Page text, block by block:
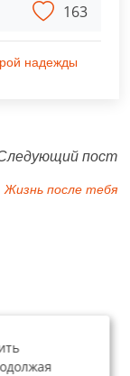
163
надежды
пост
Жизнь после тебя